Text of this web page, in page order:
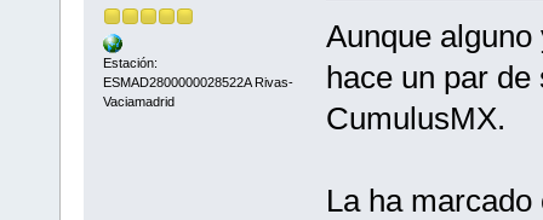
Estación:
ESMAD2800000028522A Rivas-
Vaciamadrid
Aunque
hace un par
CumulusMX.
La ha